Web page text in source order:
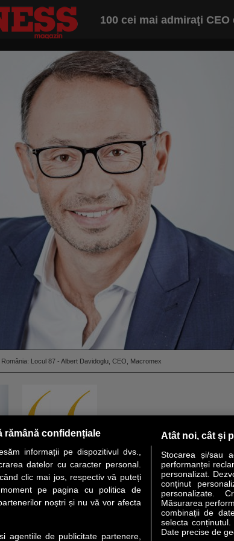
100 cei mai admiraţi
Locul 87 - Albert Davidoglu, CEO, Macromex
COVER STORY LIDERI ANALIZE HI-
rămână confidențiale
informații pe dispozitivul dvs.,
datelor cu caracter personal.
clic mai jos, respectiv vă puteți
pe pagina cu politica de
noștri și nu vă vor afecta
agentiile de publicitate partenere,
Atât noi, cât și
Stocarea și/sau
performanței
personalizat.
conținut
personalizate.
Măsurarea
combinații de
selecta
Date precise de